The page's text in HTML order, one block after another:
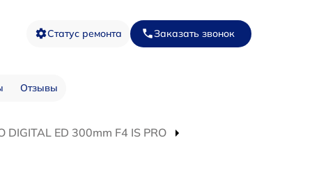
Статус ремонта Заказать звонок
Отзывы
DIGITAL ED 300mm F4 IS PRO